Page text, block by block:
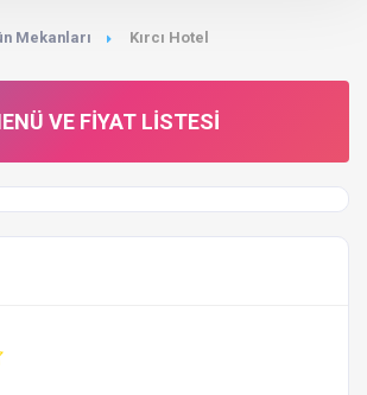
Mekanları Kırcı Hotel
VE FIYAT LISTESI